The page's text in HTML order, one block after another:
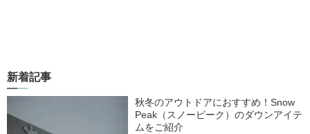
新着記事
秋冬のアウトドアにおすすめ！Snow
Peak（スノーピーク）のダウンアイテ
ムをご紹介